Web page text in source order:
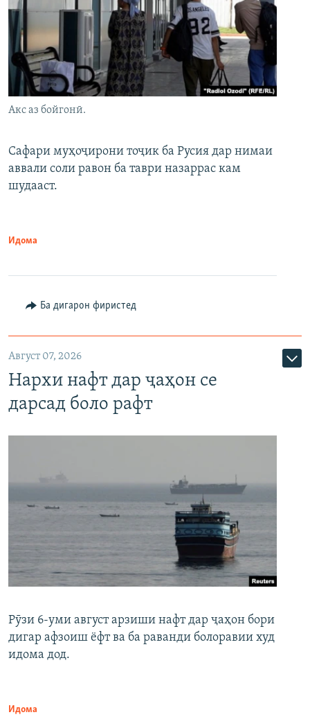
Акс аз бойгонӣ.
Сафари муҳоҷирони тоҷик ба Русия дар нимаи
аввали соли равон ба таври назаррас кам
шудааст.
Идома
Ба дигарон фиристед
Август 07, 2026
Нархи нафт дар ҷаҳон се
дарсад боло рафт
Рӯзи 6-уми август арзиши нафт дар ҷаҳон бори
дигар афзоиш ёфт ва ба раванди болоравии худ
идома дод.
Идома